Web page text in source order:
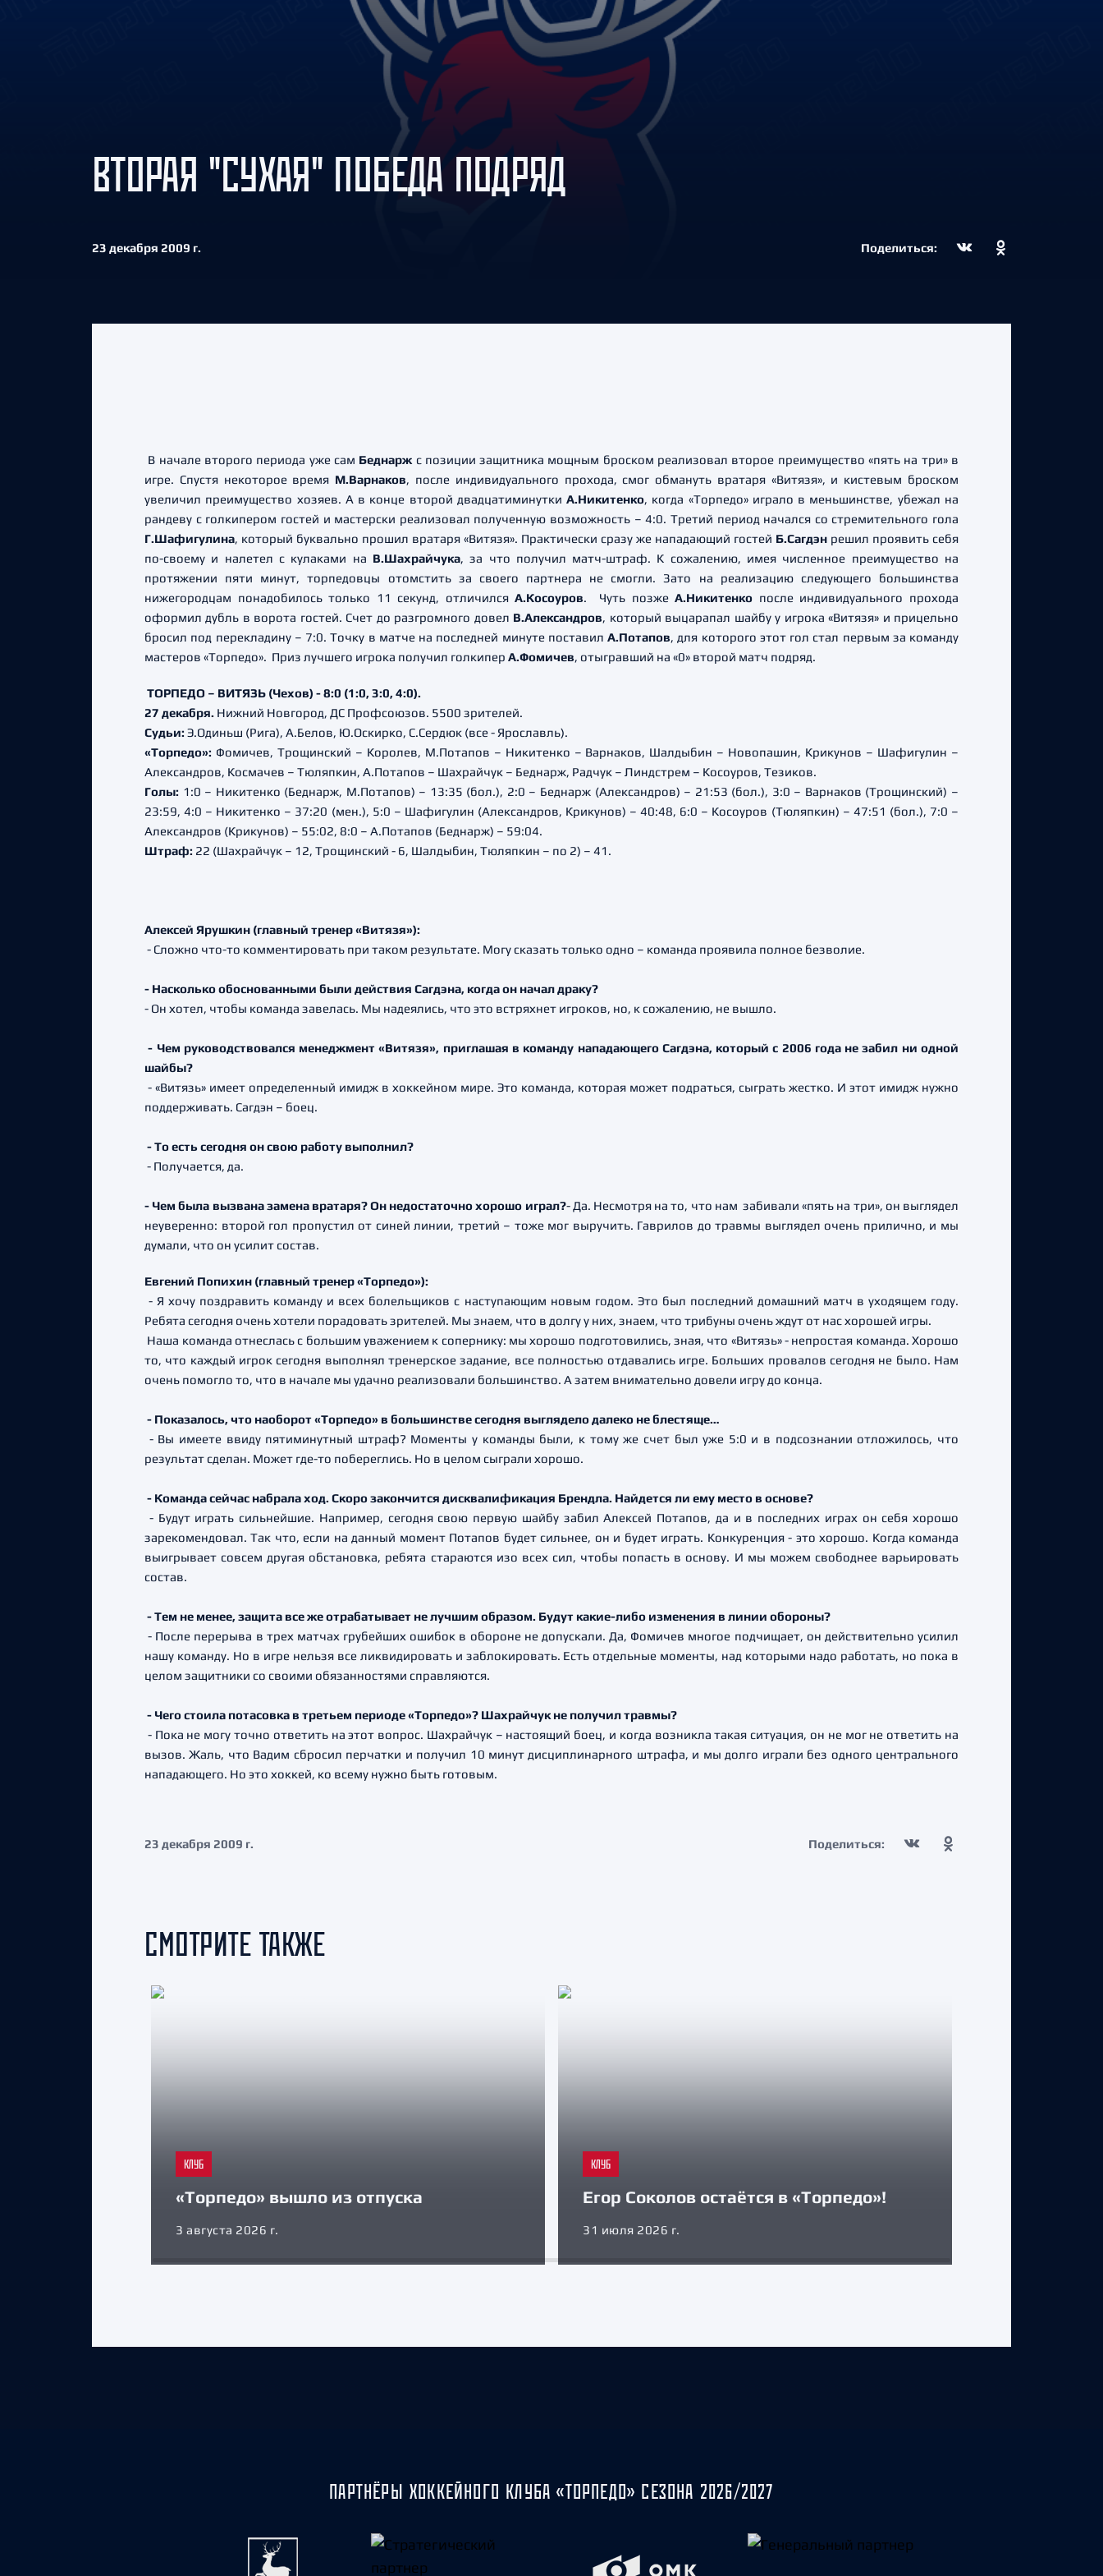
Амур
Барыс
Салават Юлаев
Сибирь
ВТОРАЯ "СУХАЯ" ПОБЕДА ПОДРЯД
23 декабря 2009 г. Поделиться:
В начале второго периода уже сам Беднарж с позиции защитника мощным броском реализовал второе преимущество «пять на три» в
игре. Спустя некоторое время М.Варнаков, после индивидуального прохода, смог обмануть вратаря «Витязя», и кистевым броском
увеличил преимущество хозяев. А в конце второй двадцатиминутки А.Никитенко, когда «Торпедо» играло в меньшинстве, убежал на
рандеву с голкипером гостей и мастерски реализовал полученную возможность – 4:0. Третий период начался со стремительного гола
Г.Шафигулина, который буквально прошил вратаря «Витязя». Практически сразу же нападающий гостей Б.Сагдэн решил проявить себя
по-своему и налетел с кулаками на В.Шахрайчука, за что получил матч-штраф. К сожалению, имея численное преимущество на
протяжении пяти минут, торпедовцы отомстить за своего партнера не смогли. Зато на реализацию следующего большинства
нижегородцам понадобилось только 11 секунд, отличилсяА.Косоуров. Чуть позжеА.Никитенко после индивидуального прохода
оформил дубль в ворота гостей. Счет до разгромного довел В.Александров, который выцарапал шайбу у игрока «Витязя» и прицельно
бросил под перекладину – 7:0. Точку в матче на последней минуте поставил А.Потапов, для которого этот гол стал первым за команду
мастеров «Торпедо». Приз лучшего игрока получил голкипер А.Фомичев, отыгравший на «0» второй матч подряд.
ТОРПЕДО – ВИТЯЗЬ (Чехов) - 8:0 (1:0, 3:0, 4:0).
27 декабря. Нижний Новгород, ДС Профсоюзов. 5500 зрителей.
Судьи: Э.Одиньш (Рига), А.Белов, Ю.Оскирко, С.Сердюк (все - Ярославль).
«Торпедо»: Фомичев, Трощинский – Королев, М.Потапов – Никитенко – Варнаков, Шалдыбин – Новопашин, Крикунов – Шафигулин –
Александров, Космачев – Тюляпкин, А.Потапов – Шахрайчук – Беднарж, Радчук – Линдстрем – Косоуров, Тезиков.
Голы: 1:0 – Никитенко (Беднарж, М.Потапов) – 13:35 (бол.), 2:0 – Беднарж (Александров) – 21:53 (бол.), 3:0 – Варнаков (Трощинский) –
23:59, 4:0 – Никитенко – 37:20 (мен.), 5:0 – Шафигулин (Александров, Крикунов) – 40:48, 6:0 – Косоуров (Тюляпкин) – 47:51 (бол.), 7:0 –
Александров (Крикунов) – 55:02, 8:0 – А.Потапов (Беднарж) – 59:04.
Штраф: 22 (Шахрайчук – 12, Трощинский - 6, Шалдыбин, Тюляпкин – по 2) – 41.
Алексей Ярушкин (главный тренер «Витязя»):
- Сложно что-то комментировать при таком результате. Могу сказать только одно – команда проявила полное безволие.
- Насколько обоснованными были действия Сагдэна, когда он начал драку?
- Он хотел, чтобы команда завелась. Мы надеялись, что это встряхнет игроков, но, к сожалению, не вышло.
- Чем руководствовался менеджмент «Витязя», приглашая в команду нападающего Сагдэна, который с 2006 года не забил ни одной
шайбы?
- «Витязь» имеет определенный имидж в хоккейном мире. Это команда, которая может подраться, сыграть жестко. И этот имидж нужно
поддерживать. Сагдэн – боец.
- То есть сегодня он свою работу выполнил?
- Получается, да.
- Чем была вызвана замена вратаря? Он недостаточно хорошо играл?- Да. Несмотря на то, что нам забивали «пять на три», он выглядел
неуверенно: второй гол пропустил от синей линии, третий – тоже мог выручить. Гаврилов до травмы выглядел очень прилично, и мы
думали, что он усилит состав.
Евгений Попихин (главный тренер «Торпедо»):
- Я хочу поздравить команду и всех болельщиков с наступающим новым годом. Это был последний домашний матч в уходящем году.
Ребята сегодня очень хотели порадовать зрителей. Мы знаем, что в долгу у них, знаем, что трибуны очень ждут от нас хорошей игры.
Наша команда отнеслась с большим уважением к сопернику: мы хорошо подготовились, зная, что «Витязь» - непростая команда. Хорошо
то, что каждый игрок сегодня выполнял тренерское задание, все полностью отдавались игре. Больших провалов сегодня не было. Нам
очень помогло то, что в начале мы удачно реализовали большинство. А затем внимательно довели игру до конца.
- Показалось, что наоборот «Торпедо» в большинстве сегодня выглядело далеко не блестяще…
- Вы имеете ввиду пятиминутный штраф? Моменты у команды были, к тому же счет был уже 5:0 и в подсознании отложилось, что
результат сделан. Может где-то побереглись. Но в целом сыграли хорошо.
- Команда сейчас набрала ход. Скоро закончится дисквалификация Брендла. Найдется ли ему место в основе?
- Будут играть сильнейшие. Например, сегодня свою первую шайбу забил Алексей Потапов, да и в последних играх он себя хорошо
зарекомендовал. Так что, если на данный момент Потапов будет сильнее, он и будет играть. Конкуренция - это хорошо. Когда команда
выигрывает совсем другая обстановка, ребята стараются изо всех сил, чтобы попасть в основу. И мы можем свободнее варьировать
состав.
- Тем не менее, защита все же отрабатывает не лучшим образом. Будут какие-либо изменения в линии обороны?
- После перерыва в трех матчах грубейших ошибок в обороне не допускали. Да, Фомичев многое подчищает, он действительно усилил
нашу команду. Но в игре нельзя все ликвидировать и заблокировать. Есть отдельные моменты, над которыми надо работать, но пока в
целом защитники со своими обязанностями справляются.
- Чего стоила потасовка в третьем периоде «Торпедо»? Шахрайчук не получил травмы?
- Пока не могу точно ответить на этот вопрос. Шахрайчук – настоящий боец, и когда возникла такая ситуация, он не мог не ответить на
вызов. Жаль, что Вадим сбросил перчатки и получил 10 минут дисциплинарного штрафа, и мы долго играли без одного центрального
нападающего. Но это хоккей, ко всему нужно быть готовым.
23 декабря 2009 г. Поделиться:
СМОТРИТЕ ТАКЖЕ
КЛУБ
«Торпедо» вышло из отпуска
3 августа 2026 г.
КЛУБ
Егор Соколов остаётся в «Торпедо»!
31 июля 2026 г.
ПАРТНЁРЫ ХОККЕЙНОГО КЛУБА «ТОРПЕДО» СЕЗОНА 2026/2027